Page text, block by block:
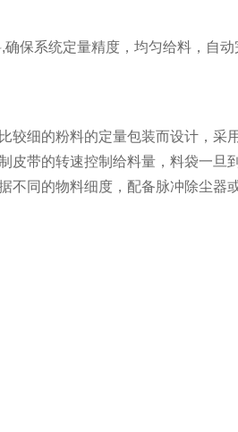
保系统定量精度，均匀给料，自动
细的粉料的定量包装而设计，采
皮带的转速控制给料量，料袋一旦
不同的物料细度，配备脉冲除尘器